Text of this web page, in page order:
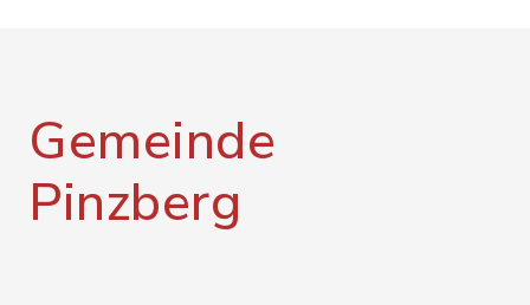
Gemeinde
Pinzberg